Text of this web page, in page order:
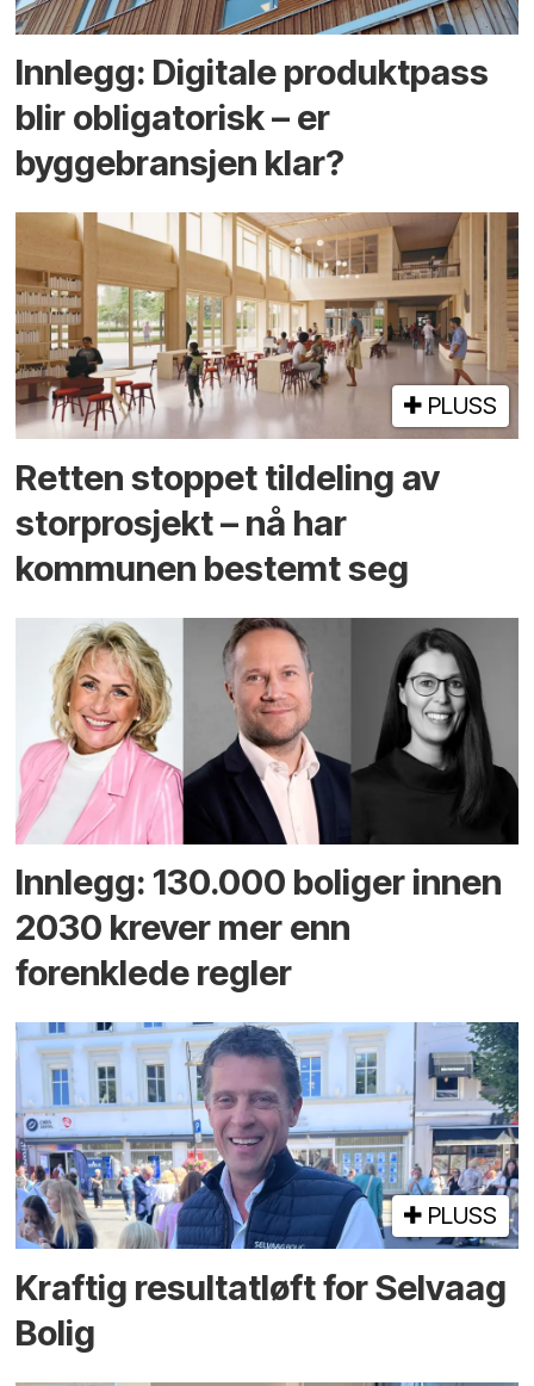
Innlegg: Digitale produktpass
blir obligatorisk – er
byggebransjen klar?
PLUSS
Retten stoppet tildeling av
storprosjekt – nå har
kommunen bestemt seg
Innlegg: 130.000 boliger innen
2030 krever mer enn
forenklede regler
PLUSS
Kraftig resultatløft for Selvaag
Bolig